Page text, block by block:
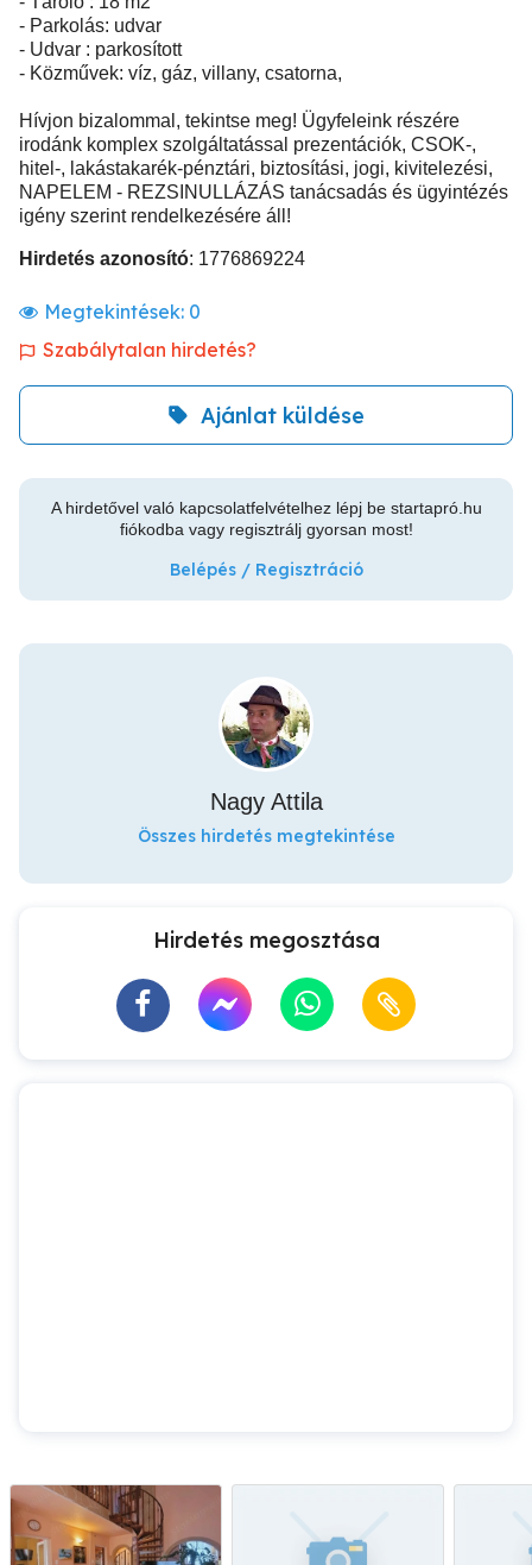
- Parkolás: udvar
- Udvar : parkosított
- Közművek: víz, gáz, villany, csatorna,
Hívjon bizalommal, tekintse meg! Ügyfeleink részére
irodánk komplex szolgáltatással prezentációk, CSOK-,
hitel-, lakástakarék-pénztári, biztosítási, jogi, kivitelezési,
NAPELEM - REZSINULLÁZÁS tanácsadás és ügyintézés
igény szerint rendelkezésére áll!
Hirdetés azonosító: 1776869224
Megtekintések: 0
Szabálytalan hirdetés?
Ajánlat küldése
A hirdetővel való kapcsolatfelvételhez lépj be startapró.hu
fiókodba vagy regisztrálj gyorsan most!
Belépés / Regisztráció
Nagy Attila
Összes hirdetés megtekintése
Hirdetés megosztása